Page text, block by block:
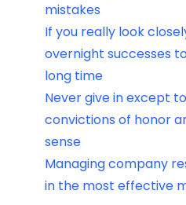
mistakes
If you really look
overnight successes
long time
Never give in except to
convictions of honor
sense
Managing company
in the most effective